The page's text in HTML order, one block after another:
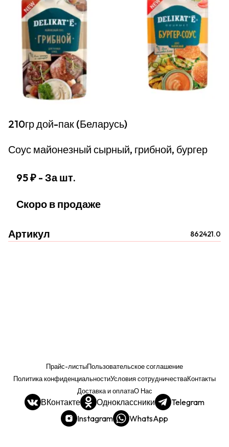
210гр дой-пак (Беларусь)
Соус майонезный сырный, грибной, бургер
95 ₽ - За шт.
Скоро в продаже
Артикул 862421.0
Прайс-листыПользовательское соглашение
Политика конфиденциальностиУсловия сотрудничестваКонтакты
Доставка и оплатаО Нас
ВКонтакте Одноклассники
Telegram
Instagram
WhatsApp